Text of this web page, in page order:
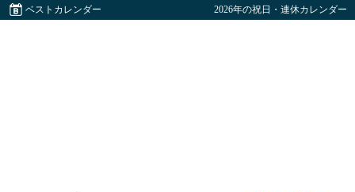
ベストカレンダー 2026年の祝日・連休カレンダー